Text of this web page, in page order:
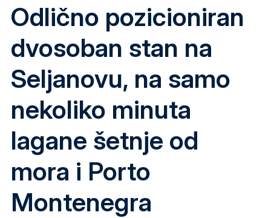
Odlično pozicioniran
dvosoban stan na
Seljanovu, na samo
nekoliko minuta
lagane šetnje od
mora i Porto
Montenegra